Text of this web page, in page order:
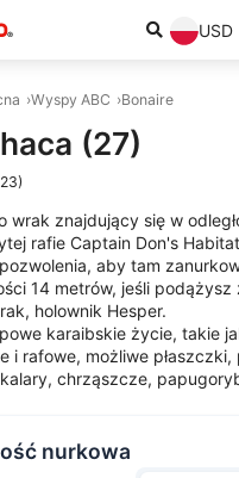
USD
Wyspy ABC Bonaire
(27)
wrak znajdujący się w
rafie Captain Don's
aby tam
14 metrów, jeśli
holownik Hesper.
karaibskie życie, takie
i rafowe, możliwe płaszczki,
chrząszcze,
nurkowa